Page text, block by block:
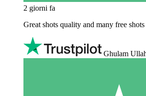
2 giorni fa
Great shots quality and many free
Ghulam